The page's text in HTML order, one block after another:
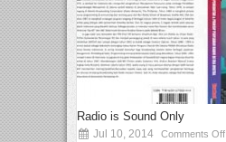
Radio is Sound Only
Jul 10, 2014 Comments Off